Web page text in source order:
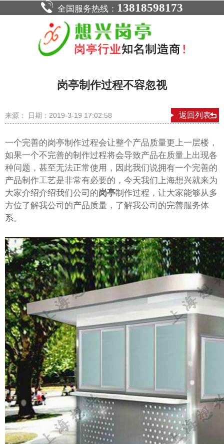
全国服务热线： 13818598173
岗亭制作过程不容忽视
返回列表
来源： 日期：2019-3-19 17:02:58
一个完善的岗亭制作过程会让整个产品质量更上一层楼，
如果一个不完善的制作过程将会导致产品在质量上出现各
种问题，甚至无法正常使用，因此我们说拥有一个完善的
产品制作工艺是非常有必要的，今天我们上海想兴就来为
大家介绍介绍我们公司的岗亭制作过程，让大家能够从多
方位了解我公司的产品质量，了解我公司的完善服务体
系。